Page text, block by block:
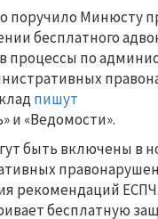
поручило Минюсту
бесплатного
процессы по
пишут
и «Ведомости».
быть включены в
рекомендаций
бесплатную